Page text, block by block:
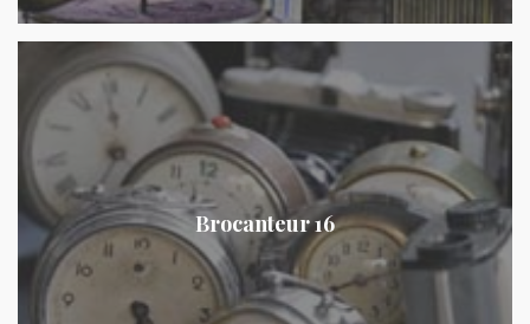
Brocanteur 16